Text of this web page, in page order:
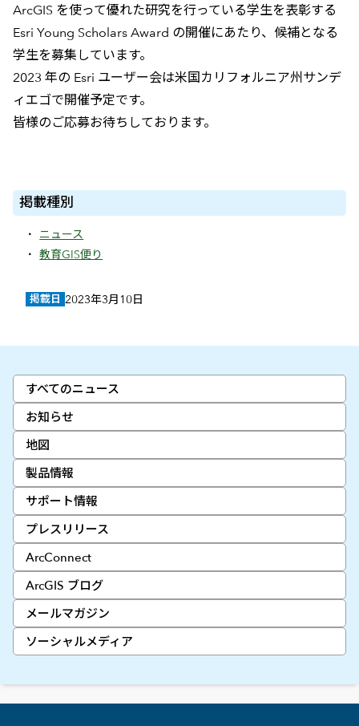
すべてのニュース
お知らせ
地図
製品情報
サポート情報
プレスリリース
ArcConnect
ArcGIS ブログ
メールマガジン
ソーシャルメディア
ArcGIS を使って優れた研究を行っている学生を表彰する
Esri Young Scholars Award の開催にあたり、候補となる
学生を募集しています。
2023 年の Esri ユーザー会は米国カリフォルニア州サンデ
ィエゴで開催予定です。
皆様のご応募お待ちしております。
掲載種別
ニュース
教育GIS便り
掲載日 2023年3月10日